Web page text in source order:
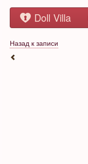
Doll Villa
Назад к записи